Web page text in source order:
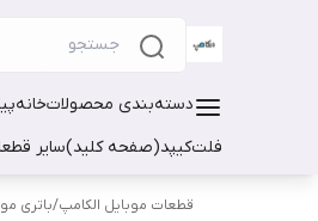
دسته‌بندی محصولاتخانه
فلتکیپد(صفحه کلید)سایر
قطعات موبایل الکامپ/باتری